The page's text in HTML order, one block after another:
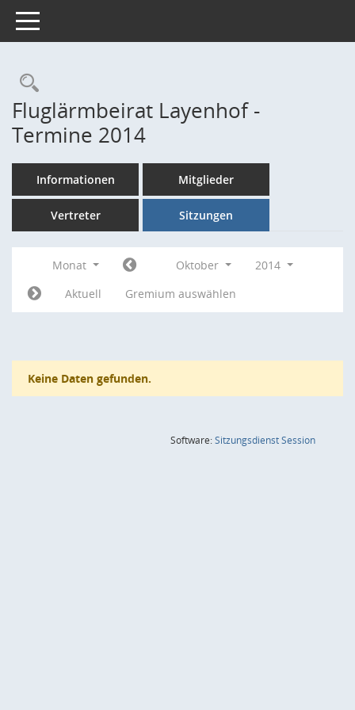
Toggle navigation
Rechercheauswahl
Fluglärmbeirat Layenhof -
Termine 2014
Informationen Mitglieder
Vertreter Sitzungen
Monat Oktober
2014
Aktuell
Gremium auswählen
Keine Daten gefunden.
Software:SitzungsdienstSession(Wird in